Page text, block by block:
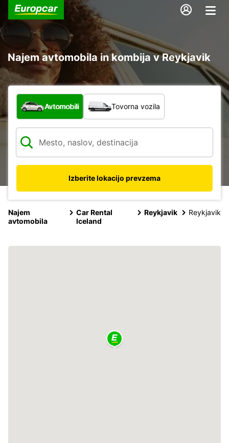
Najem avtomobila in kombija v Reykjavik
Katera vrsta vozila?
Avtomobili Tovorna vozila
Izberite lokacijo prevzema
Najem
avtomobila
Car Rental
Iceland
Reykjavik Reykjavik